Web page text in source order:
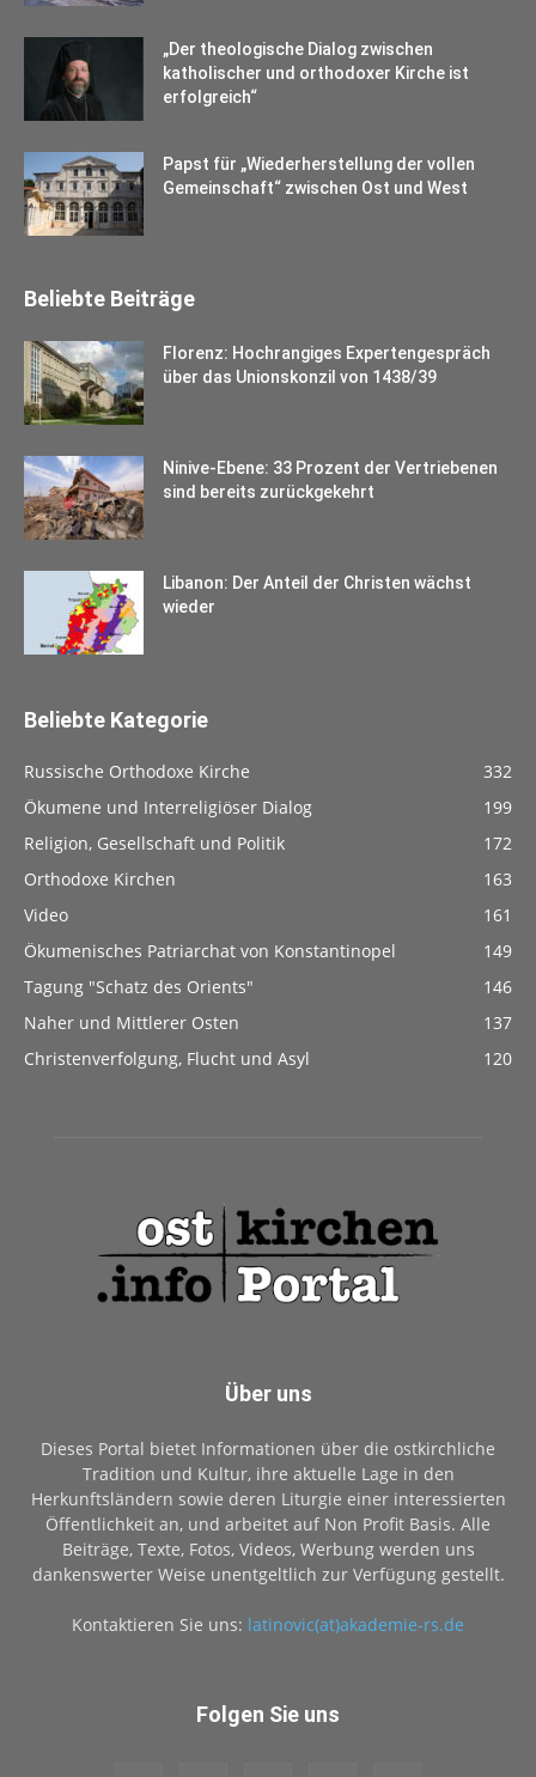
„Der theologische Dialog zwischen
katholischer und orthodoxer Kirche ist
erfolgreich“
Papst für „Wiederherstellung der vollen
Gemeinschaft“ zwischen Ost und West
Beliebte Beiträge
Florenz: Hochrangiges Expertengespräch
über das Unionskonzil von 1438/39
Ninive-Ebene: 33 Prozent der Vertriebenen
sind bereits zurückgekehrt
Libanon: Der Anteil der Christen wächst
wieder
Beliebte Kategorie
Russische Orthodoxe Kirche
332
Ökumene und Interreligiöser Dialog
199
Religion, Gesellschaft und Politik
172
Orthodoxe Kirchen
163
Video
161
Ökumenisches Patriarchat von Konstantinopel
149
Tagung "Schatz des Orients"
146
Naher und Mittlerer Osten
137
Christenverfolgung, Flucht und Asyl
120
Über uns
Dieses Portal bietet Informationen über die ostkirchliche
Tradition und Kultur, ihre aktuelle Lage in den
Herkunftsländern sowie deren Liturgie einer interessierten
Öffentlichkeit an, und arbeitet auf Non Profit Basis. Alle
Beiträge, Texte, Fotos, Videos, Werbung werden uns
dankenswerter Weise unentgeltlich zur Verfügung gestellt.
Kontaktieren Sie uns: latinovic(at)akademie-rs.de
Folgen Sie uns